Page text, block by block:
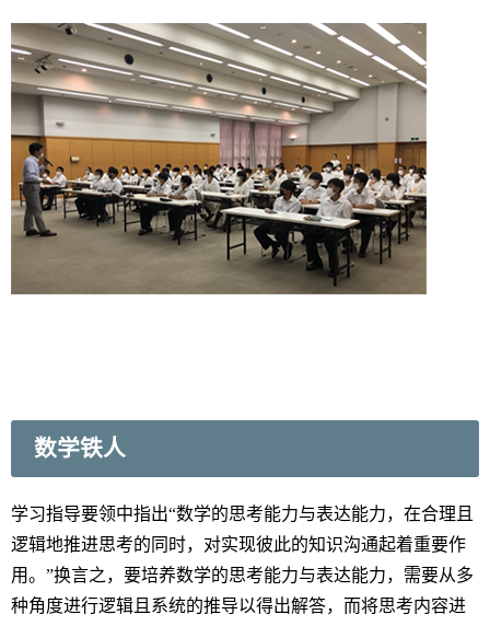
数学铁人
学习指导要领中指出“数学的思考能力与表达能力，在合理且
逻辑地推进思考的同时，对实现彼此的知识沟通起着重要作
用。”换言之，要培养数学的思考能力与表达能力，需要从多
种角度进行逻辑且系统的推导以得出解答，而将思考内容进